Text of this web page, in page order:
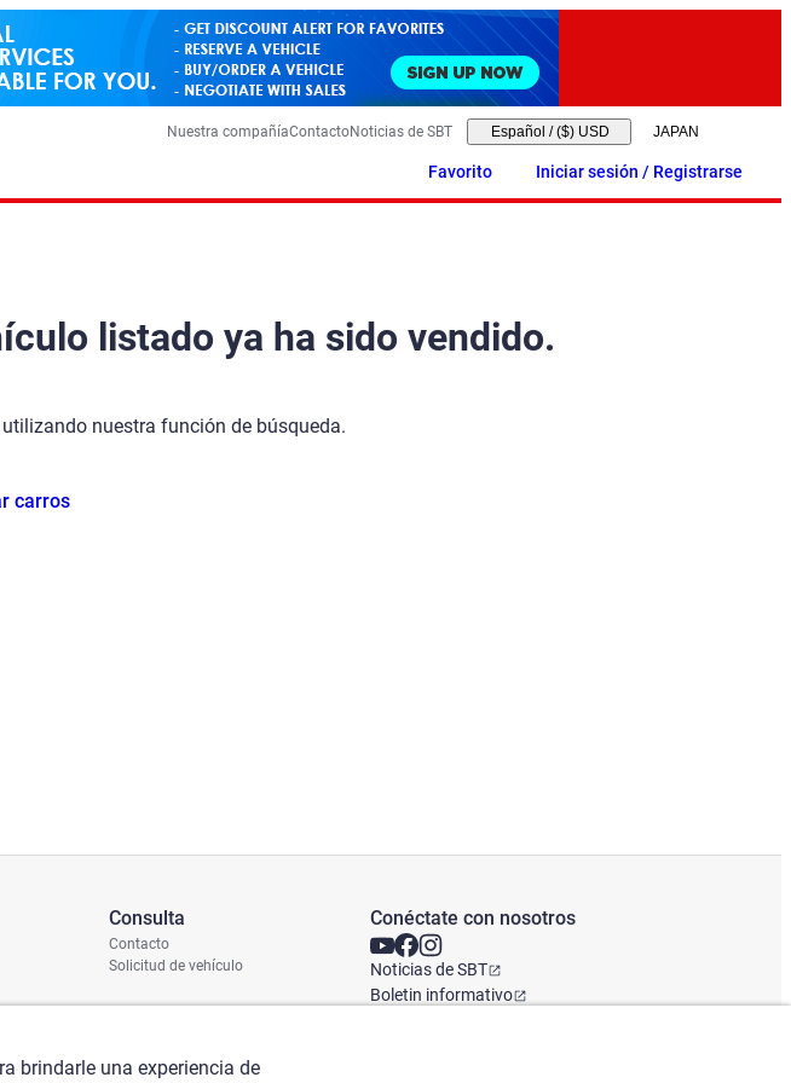
Nuestra compañíaContactoNoticias de SBT Español / ($) USD
Favorito Iniciar sesión / Registrarse
listado ya ha sido vendido.
nuestra función de búsqueda.
carros
Consulta
Contacto
Solicitud de vehículo
Conéctate con nosotros
Noticias de SBT
Boletin informativo
brindarle una experiencia de